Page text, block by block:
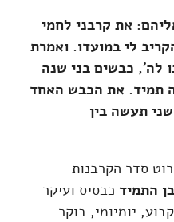
את קרבני לחמי
לי במועדו. ואמרת
לה', כבשים בני שנה
תמיד. את הכבש האחד
תעשה בין
סדר הקרבנות
התמיד כבסיס ועיקר
יומיומי, בוקר